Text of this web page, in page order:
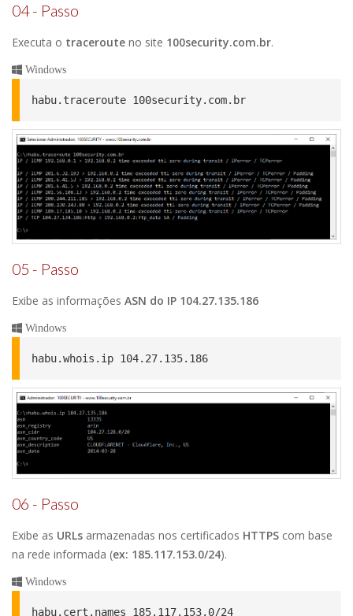
04 - Passo
Executa o traceroute no site 100security.com.br.
Windows
habu.traceroute 100security.com.br
05 - Passo
Exibe as informações ASN do IP 104.27.135.186
Windows
habu.whois.ip 104.27.135.186
06 - Passo
Exibe as URLs armazenadas nos certificados HTTPS com base
na rede informada (ex: 185.117.153.0/24).
Windows
habu.cert.names 185.117.153.0/24